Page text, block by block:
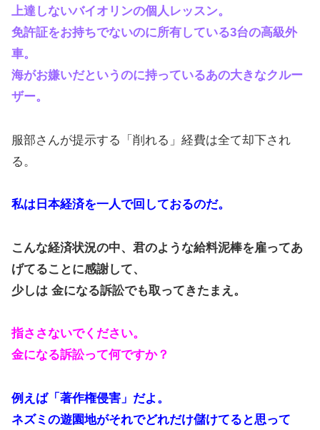
上達しないバイオリンの個人レッスン。
免許証をお持ちでないのに所有している3台の高級外
車。
海がお嫌いだというのに持っているあの大きなクルー
ザー。
服部さんが提示する「削れる」経費は全て却下され
る。
私は日本経済を一人で回しておるのだ。
こんな経済状況の中、君のような給料泥棒を雇ってあ
げてることに感謝して、
少しは 金になる訴訟でも取ってきたまえ。
指ささないでください。
金になる訴訟って何ですか？
例えば「著作権侵害」だよ。
ネズミの遊園地がそれでどれだけ儲けてると思って